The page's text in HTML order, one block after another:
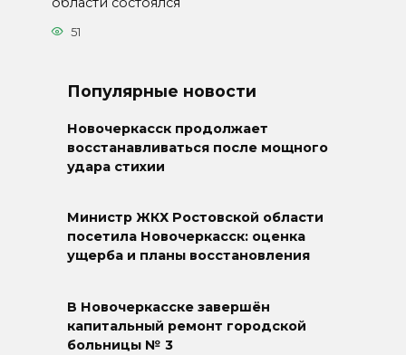
51
Популярные новости
Новочеркасск продолжает
восстанавливаться после мощного
удара стихии
Министр ЖКХ Ростовской области
посетила Новочеркасск: оценка
ущерба и планы восстановления
В Новочеркасске завершён
капитальный ремонт городской
больницы № 3